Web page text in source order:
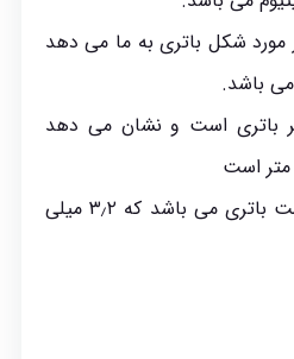
مورد شکل باتری به ما می دهد
قطر باتری است و نشان می دهد
و ۳۲ نشان دهنده ضخامت باتری می باشد که ۳٫۲ میلی